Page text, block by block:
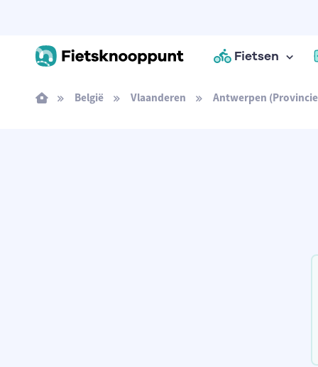
Fietsen
België Vlaanderen Antwerpen